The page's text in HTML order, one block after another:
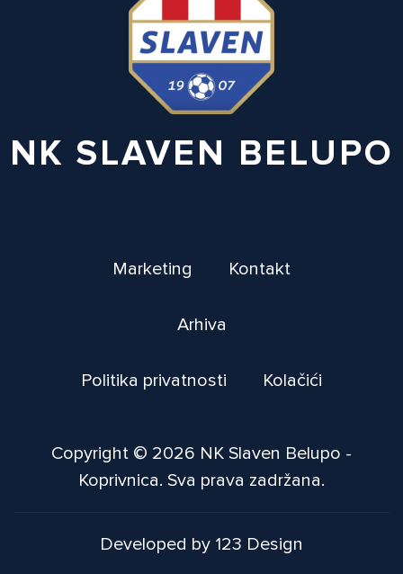
NK SLAVEN BELUPO
Marketing Kontakt
Arhiva
Politika privatnosti Kolačići
Copyright © 2026 NK Slaven Belupo -
Koprivnica. Sva prava zadržana.
Developed by 123 Design